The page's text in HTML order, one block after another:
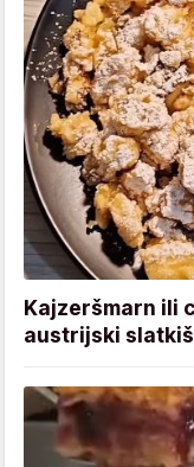
Kajzeršmarn ili
austrijski